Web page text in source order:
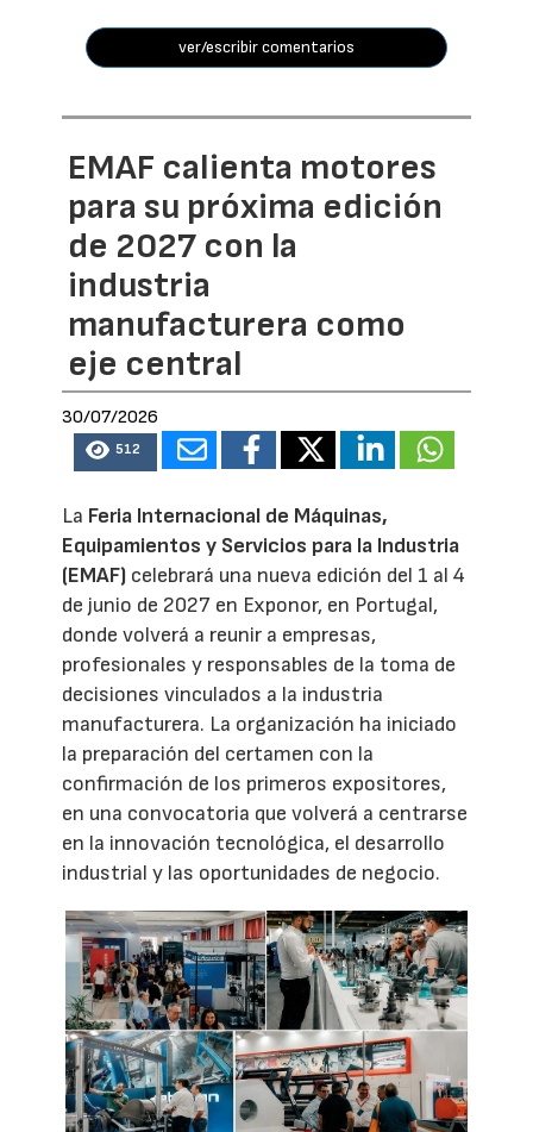
ver/escribir comentarios
EMAF calienta motores
para su próxima edición
de 2027 con la
industria
manufacturera como
eje central
30/07/2026
512
La Feria Internacional de Máquinas,
Equipamientos y Servicios para la Industria
(EMAF) celebrará una nueva edición del 1 al 4
de junio de 2027 en Exponor, en Portugal,
donde volverá a reunir a empresas,
profesionales y responsables de la toma de
decisiones vinculados a la industria
manufacturera. La organización ha iniciado
la preparación del certamen con la
confirmación de los primeros expositores,
en una convocatoria que volverá a centrarse
en la innovación tecnológica, el desarrollo
industrial y las oportunidades de negocio.